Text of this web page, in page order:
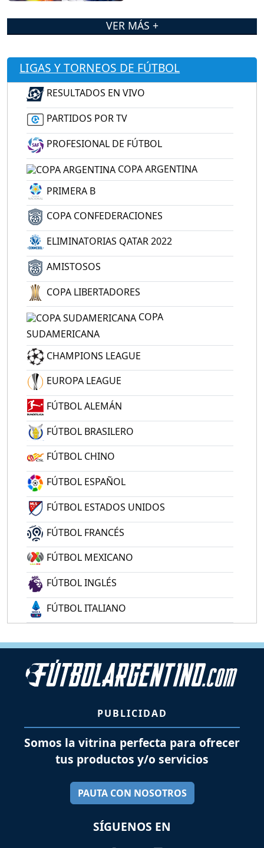
VER MÁS +
LIGAS Y TORNEOS DE FÚTBOL
RESULTADOS EN VIVO
PARTIDOS POR TV
PROFESIONAL DE FÚTBOL
COPA ARGENTINA
PRIMERA B
COPA CONFEDERACIONES
ELIMINATORIAS QATAR 2022
AMISTOSOS
COPA LIBERTADORES
COPA
SUDAMERICANA
CHAMPIONS LEAGUE
EUROPA LEAGUE
FÚTBOL ALEMÁN
FÚTBOL BRASILERO
FÚTBOL CHINO
FÚTBOL ESPAÑOL
FÚTBOL ESTADOS UNIDOS
FÚTBOL FRANCÉS
FÚTBOL MEXICANO
FÚTBOL INGLÉS
FÚTBOL ITALIANO
PUBLICIDAD
Somos la vitrina perfecta para ofrecer
tus productos y/o servicios
PAUTA CON NOSOTROS
SÍGUENOS EN